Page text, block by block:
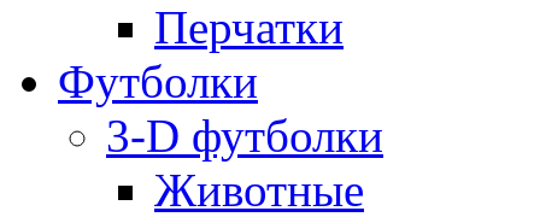
Перчатки
Футболки
3-D футболки
Животные